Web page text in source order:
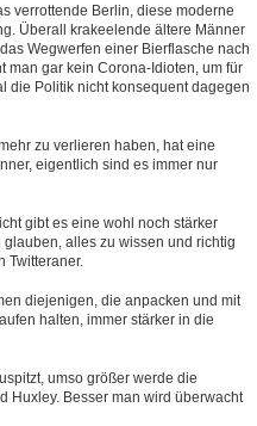
verrottende Berlin, diese moderne
Überall krakeelende ältere Männer
Wegwerfen einer Bierflasche nach
man gar kein Corona-Idioten, um für
die Politik nicht konsequent dagegen
zu verlieren haben, hat eine
eigentlich sind es immer nur
gibt es eine wohl noch stärker
alles zu wissen und richtig
Twitteraner.
diejenigen, die anpacken und mit
halten, immer stärker in die
umso größer werde die
Huxley. Besser man wird überwacht